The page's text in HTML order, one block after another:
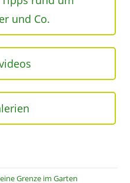
und Co.
Grenze im Garten